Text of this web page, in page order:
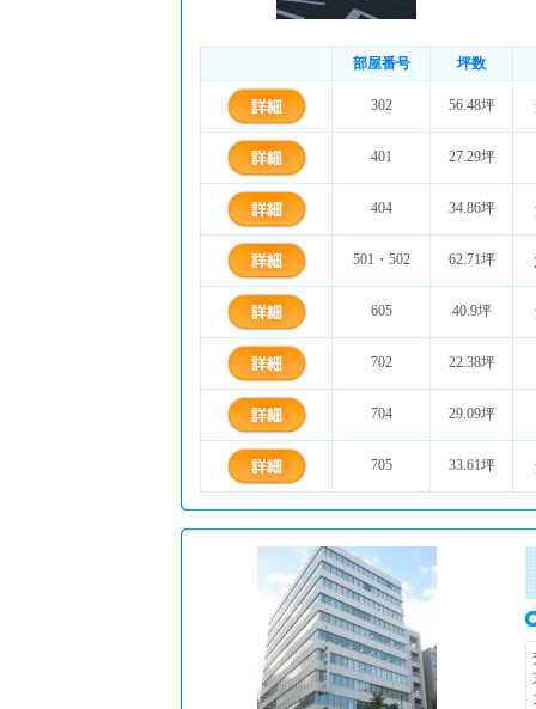
部屋番号 坪数
302 56.48坪
401 27.29坪
404 34.86坪
501・502 62.71坪
605 40.9坪
702 22.38坪
704 29.09坪
705 33.61坪